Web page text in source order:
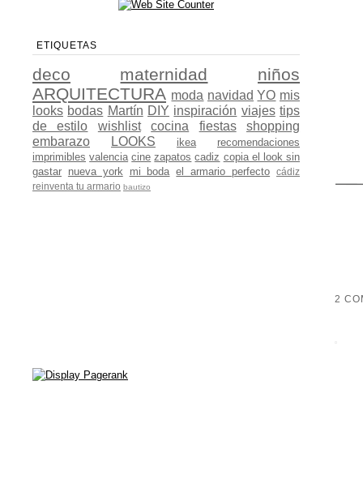
2
ETIQUETAS
deco maternidad
niños
ARQUITECTURA moda navidad YO mis
looks bodas Martín DIY inspiración viajes tips
de estilo
wishlist cocina fiestas
shopping
embarazo
LOOKS ikea
recomendaciones
imprimibles valencia cine zapatos cadiz copia el look sin
gastar nueva york mi boda el armario perfecto
cádiz
reinventa tu armario bautizo